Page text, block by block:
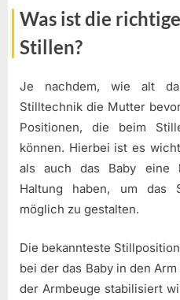
Was ist die
Stillen?
Je nachdem, wie alt
Stilltechnik die Mutter
Positionen, die beim
können. Hierbei ist es
als auch das Baby eine
Haltung haben, um das
möglich zu gestalten.
Die bekannteste
bei der das Baby in den
der Armbeuge stabilisiert